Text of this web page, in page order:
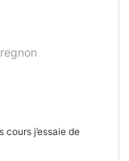
cours j’essaie de